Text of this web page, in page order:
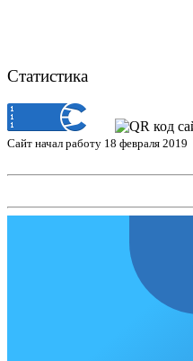
Статистика
Сайт начал работу 18 февраля 2019